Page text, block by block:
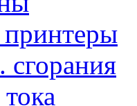
сгорания